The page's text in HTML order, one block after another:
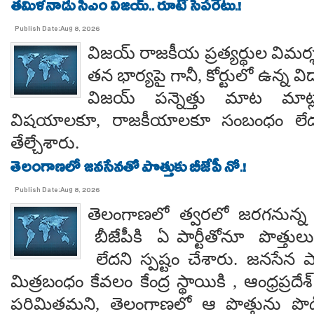
తమిళనాడు సీఎం విజయ్.. రూటే సెపరేటు.!
Publish Date:Aug 8, 2026
విజయ్ రాజకీయ ప్రత్యర్థుల
తన భార్యపై గానీ, కోర్టులో ఉన్న
విజయ్ పన్నెత్తు మాట
విషయాలకూ, రాజకీయాలకూ సంబంధం
తేల్చేశారు.
తెలంగాణలో జనసేనతో పొత్తుకు బీజేపీ నో.!
Publish Date:Aug 8, 2026
తెలంగాణలో త్వరలో
బీజేపీకి ఏ పార్టీతోనూ పొత్తులు
లేదని స్పష్టం చేశారు. జనసేన
మిత్రబంధం కేవలం కేంద్ర స్థాయికి ,
పరిమితమని, తెలంగాణలో ఆ పొత్తును